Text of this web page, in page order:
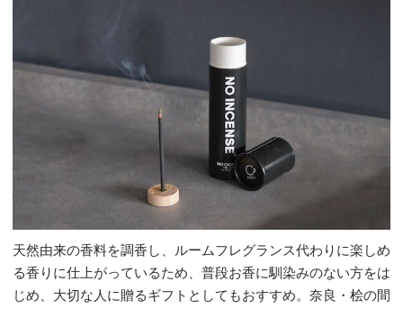
天然由来の香料を調香し、ルームフレグランス代わりに楽しめ
る香りに仕上がっているため、普段お香に馴染みのない方をは
じめ、大切な人に贈るギフトとしてもおすすめ。奈良・桧の間